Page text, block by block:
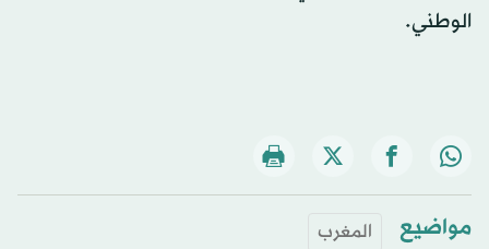
الوطني.
مواضيع المغرب